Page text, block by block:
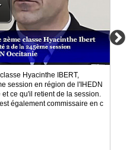
Hyacinthe IBERT,
session en région de l'IHEDN
ce qu'il retient de la session.
également commissaire en c